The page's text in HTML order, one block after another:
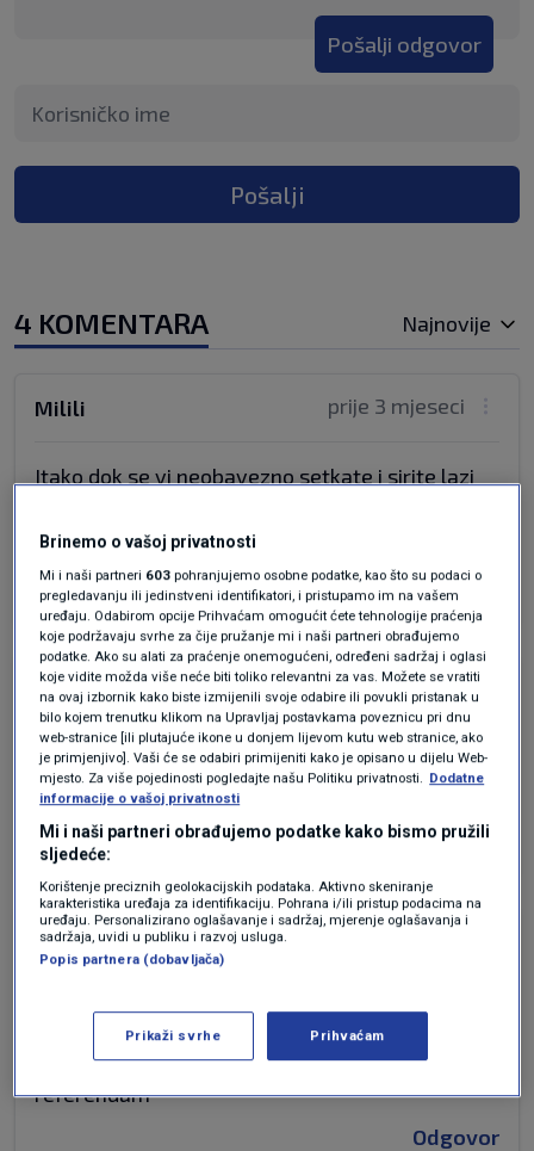
Pošalji odgovor
Pošalji
4 KOMENTARA Najnovije
prije 3 mjeseci
Milili
Itako dok se vi neobavezno setkate i sirite lazi
tome u svojim lazima ne pricate.
Odgovor
prije 3 mjeseci
Ivan
Markička da je " prvi korak zakon" i da se poštuje
zakon ti bi odavno bila u zatvoru ⚠️‼️
Odgovor
Dina
Vi bi zakon bez referenduma. Ma nemojte. Neka
ide referendum pa da to pitanje rijesimo ali
Markicka ne zeli jer zna kako bi prosao taj
referendum
Odgovor
Brinemo o vašoj privatnosti
Mi i naši partneri 603 pohranjujemo osobne podatke, kao što su podaci o
pregledavanju ili jedinstveni identifikatori, i pristupamo im na vašem
uređaju. Odabirom opcije Prihvaćam omogućit ćete tehnologije praćenja
koje podržavaju svrhe za čije pružanje mi i naši partneri obrađujemo
podatke. Ako su alati za praćenje onemogućeni, određeni sadržaj i oglasi
koje vidite možda više neće biti toliko relevantni za vas. Možete se vratiti
na ovaj izbornik kako biste izmijenili svoje odabire ili povukli pristanak u
bilo kojem trenutku klikom na Upravljaj postavkama poveznicu pri dnu
web-stranice [ili plutajuće ikone u donjem lijevom kutu web stranice, ako
je primjenjivo]. Vaši će se odabiri primijeniti kako je opisano u dijelu Web-
mjesto. Za više pojedinosti pogledajte našu Politiku privatnosti. Dodatne
informacije o vašoj privatnosti
Mi i naši partneri obrađujemo podatke kako bismo pružili
sljedeće:
Korištenje preciznih geolokacijskih podataka. Aktivno skeniranje
karakteristika uređaja za identifikaciju. Pohrana i/ili pristup podacima na
uređaju. Personalizirano oglašavanje i sadržaj, mjerenje oglašavanja i
sadržaja, uvidi u publiku i razvoj usluga.
Popis partnera (dobavljača)
Prikaži svrhe Prihvaćam